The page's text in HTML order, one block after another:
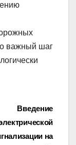
важный шаг
Введение
на